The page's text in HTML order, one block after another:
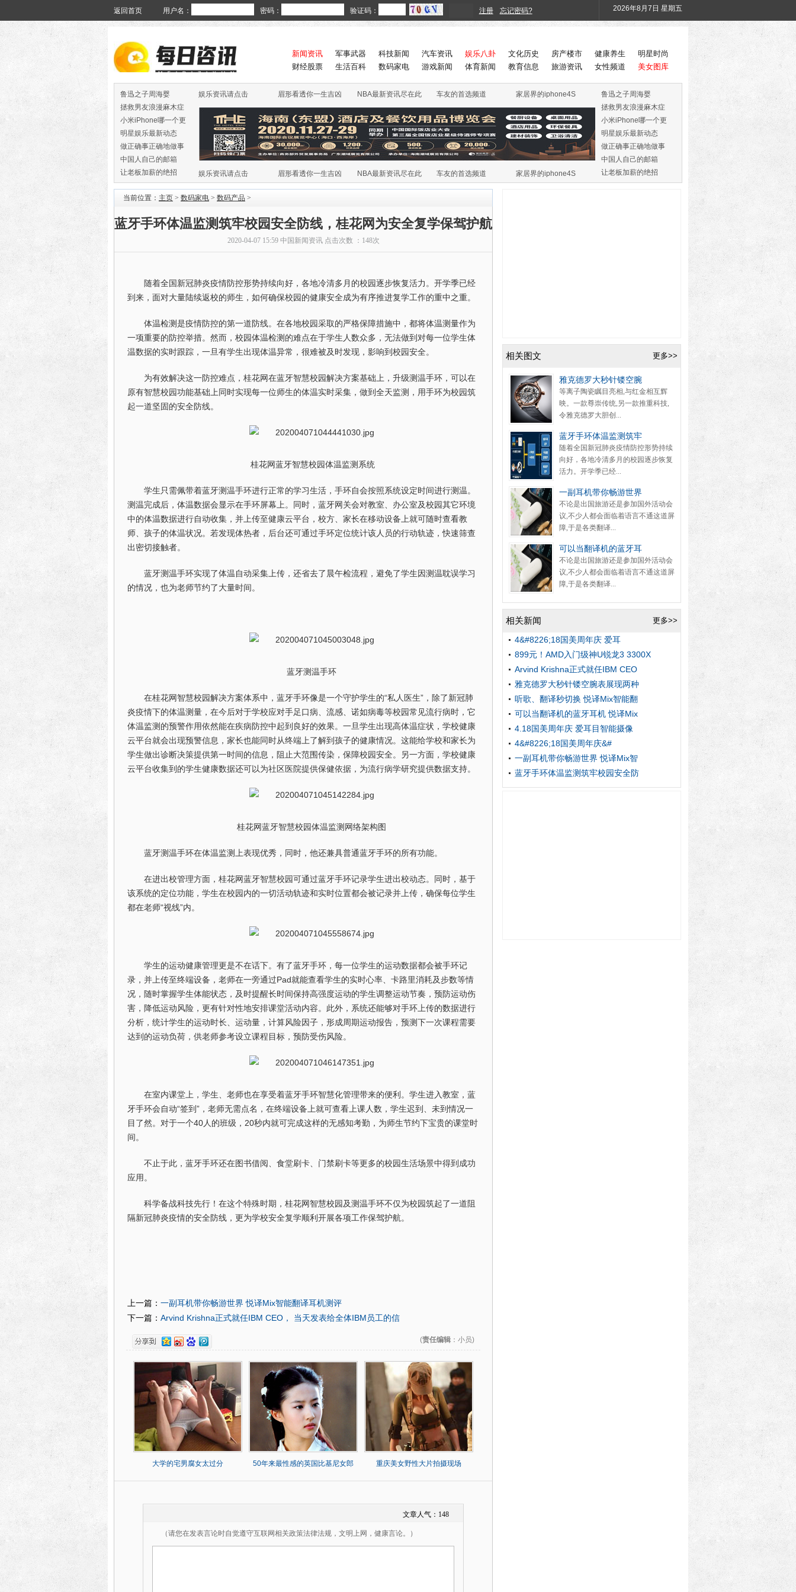
返回首页 用户名： 密码： 验证码： 注册 忘记密码? 2026年8月7日 星期五
新闻资讯
财经股票
军事武器
生活百科
科技新闻
数码家电
汽车资讯
游戏新闻
娱乐八卦
体育新闻
文化历史
教育信息
房产楼市
旅游资讯
健康养生
女性频道
明星时尚
美女图库
鲁迅之子周海婴
拯救男友浪漫麻木症
小米iPhone哪一个更
火
明星娱乐最新动态
做正确事正确地做事
中国人自己的邮箱
让老板加薪的绝招
娱乐资讯请点击 眉形看透你一生吉凶 NBA最新资讯尽在此 车友的首选频道 家居界的iphone4S
娱乐资讯请点击 眉形看透你一生吉凶 NBA最新资讯尽在此 车友的首选频道 家居界的iphone4S
鲁迅之子周海婴
拯救男友浪漫麻木症
小米iPhone哪一个更
火
明星娱乐最新动态
做正确事正确地做事
中国人自己的邮箱
让老板加薪的绝招
当前位置： 主页 > 数码家电 > 数码产品 >
蓝牙手环体温监测筑牢校园安全防线，桂花网为安全复学保驾护航
2020-04-07 15:59 中国新闻资讯点击次数 ： 148次
随着全国新冠肺炎疫情防控形势持续向好，各地冷清多月的校园逐步恢复活力。开学季已经
到来，面对大量陆续返校的师生，如何确保校园的健康安全成为有序推进复学工作的重中之重。
体温检测是疫情防控的第一道防线。在各地校园采取的严格保障措施中，都将体温测量作为
一项重要的防控举措。然而，校园体温检测的难点在于学生人数众多，无法做到对每一位学生体
温数据的实时跟踪，一旦有学生出现体温异常，很难被及时发现，影响到校园安全。
为有效解决这一防控难点，桂花网在蓝牙智慧校园解决方案基础上，升级测温手环，可以在
原有智慧校园功能基础上同时实现每一位师生的体温实时采集，做到全天监测，用手环为校园筑
起一道坚固的安全防线。
桂花网蓝牙智慧校园体温监测系统
学生只需佩带着蓝牙测温手环进行正常的学习生活，手环自会按照系统设定时间进行测温。
测温完成后，体温数据会显示在手环屏幕上。同时，蓝牙网关会对教室、办公室及校园其它环境
中的体温数据进行自动收集，并上传至健康云平台，校方、家长在移动设备上就可随时查看教
师、孩子的体温状况。若发现体热者，后台还可通过手环定位统计该人员的行动轨迹，快速筛查
出密切接触者。
蓝牙测温手环实现了体温自动采集上传，还省去了晨午检流程，避免了学生因测温耽误学习
的情况，也为老师节约了大量时间。
蓝牙测温手环
在桂花网智慧校园解决方案体系中，蓝牙手环像是一个守护学生的“私人医生”，除了新冠肺
炎疫情下的体温测量，在今后对于学校应对手足口病、流感、诺如病毒等校园常见流行病时，它
体温监测的预警作用依然能在疾病防控中起到良好的效果。一旦学生出现高体温症状，学校健康
云平台就会出现预警信息，家长也能同时从终端上了解到孩子的健康情况。这能给学校和家长为
学生做出诊断决策提供第一时间的信息，阻止大范围传染，保障校园安全。另一方面，学校健康
云平台收集到的学生健康数据还可以为社区医院提供保健依据，为流行病学研究提供数据支持。
桂花网蓝牙智慧校园体温监测网络架构图
蓝牙测温手环在体温监测上表现优秀，同时，他还兼具普通蓝牙手环的所有功能。
在进出校管理方面，桂花网蓝牙智慧校园可通过蓝牙手环记录学生进出校动态。同时，基于
该系统的定位功能，学生在校园内的一切活动轨迹和实时位置都会被记录并上传，确保每位学生
都在老师“视线”内。
学生的运动健康管理更是不在话下。有了蓝牙手环，每一位学生的运动数据都会被手环记
录，并上传至终端设备，老师在一旁通过Pad就能查看学生的实时心率、卡路里消耗及步数等情
况，随时掌握学生体能状态，及时提醒长时间保持高强度运动的学生调整运动节奏，预防运动伤
害，降低运动风险，更有针对性地安排课堂活动内容。此外，系统还能够对手环上传的数据进行
分析，统计学生的运动时长、运动量，计算风险因子，形成周期运动报告，预测下一次课程需要
达到的运动负荷，供老师参考设立课程目标，预防受伤风险。
在室内课堂上，学生、老师也在享受着蓝牙手环智慧化管理带来的便利。学生进入教室，蓝
牙手环会自动“签到”，老师无需点名，在终端设备上就可查看上课人数，学生迟到、未到情况一
目了然。对于一个40人的班级，20秒内就可完成这样的无感知考勤，为师生节约下宝贵的课堂时
间。
不止于此，蓝牙手环还在图书借阅、食堂刷卡、门禁刷卡等更多的校园生活场景中得到成功
应用。
科学备战科技先行！在这个特殊时期，桂花网智慧校园及测温手环不仅为校园筑起了一道阻
隔新冠肺炎疫情的安全防线，更为学校安全复学顺利开展各项工作保驾护航。
上一篇： 一副耳机带你畅游世界 悦译Mix智能翻译耳机测评
下一篇： Arvind Krishna正式就任IBM CEO， 当天发表给全体IBM员工的信
(责任编辑 ：小员)
大学的宅男腐女太过分 50年来最性感的英国比基尼女郎 重庆美女野性大片拍摄现场
文章人气： 148
（请您在发表言论时自觉遵守互联网相关政策法律法规，文明上网，健康言论。）
更多>>
相关图文
雅克德罗大秒针镂空腕
等离子陶瓷瞩目亮相,与红金相互辉
映。一款尊崇传统,另一款推重科技,
令雅克德罗大胆创...
蓝牙手环体温监测筑牢
随着全国新冠肺炎疫情防控形势持续
向好，各地冷清多月的校园逐步恢复
活力。开学季已经...
一副耳机带你畅游世界
不论是出国旅游还是参加国外活动会
议,不少人都会面临着语言不通这道屏
障,于是各类翻译...
可以当翻译机的蓝牙耳
不论是出国旅游还是参加国外活动会
议,不少人都会面临着语言不通这道屏
障,于是各类翻译...
更多>>
相关新闻
4&#8226;18国美周年庆 爱耳
899元！AMD入门级神U锐龙3 3300X
Arvind Krishna正式就任IBM CEO
雅克德罗大秒针镂空腕表展现两种
听歌、翻译秒切换 悦译Mix智能翻
可以当翻译机的蓝牙耳机 悦译Mix
4.18国美周年庆 爱耳目智能摄像
4&#8226;18国美周年庆&#
一副耳机带你畅游世界 悦译Mix智
蓝牙手环体温监测筑牢校园安全防